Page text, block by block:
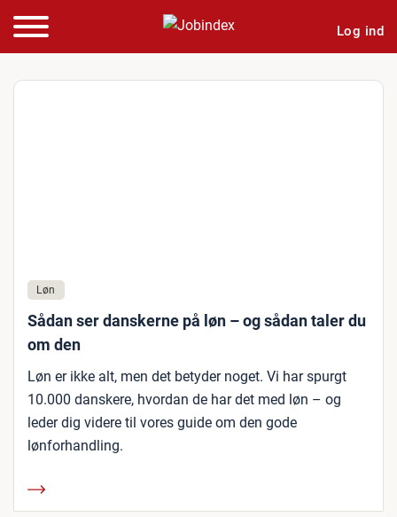
Log ind
Løn
Sådan ser danskerne på løn – og sådan taler du
om den
Løn er ikke alt, men det betyder noget. Vi har spurgt
10.000 danskere, hvordan de har det med løn – og
leder dig videre til vores guide om den gode
lønforhandling.